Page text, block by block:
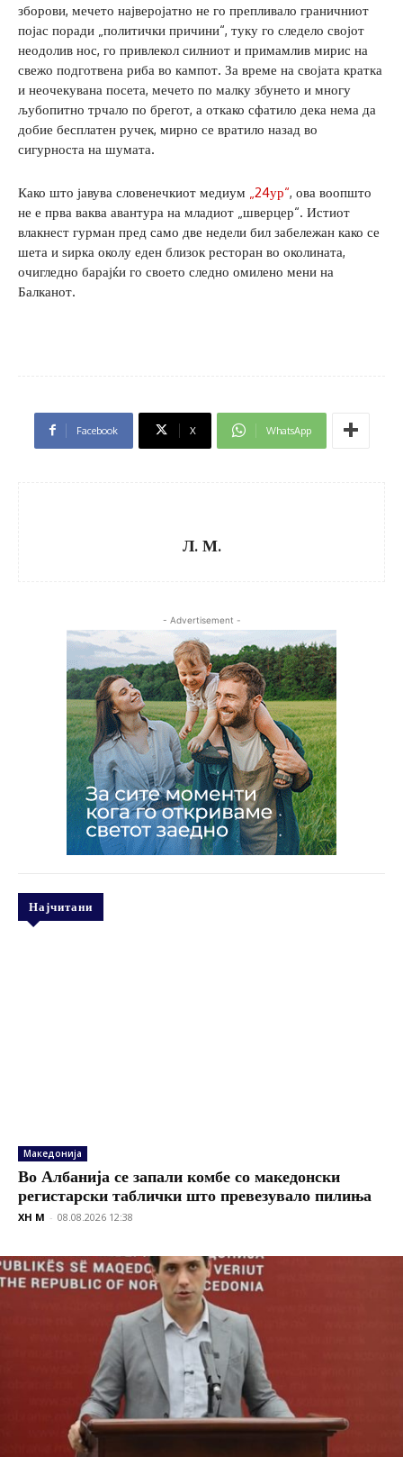
зборови, мечето најверојатно не го препливало граничниот
појас поради „политички причини“, туку го следело својот
неодолив нос, го привлекол силниот и примамлив мирис на
свежо подготвена риба во кампот. За време на својата кратка
и неочекувана посета, мечето по малку збунето и многу
љубопитно трчало по брегот, а откако сфатило дека нема да
добие бесплатен ручек, мирно се вратило назад во
сигурноста на шумата.
Како што јавува словенечкиот медиум „24ур“, ова воопшто
не е прва ваква авантура на младиот „шверцер“. Истиот
влакнест гурман пред само две недели бил забележан како се
шета и ѕирка околу еден близок ресторан во околината,
очигледно барајќи го своето следно омилено мени на
Балканот.
Facebook X WhatsApp
Л. М.
- Advertisement -
Најчитани
Македонија
Во Албанија се запали комбе со македонски
регистарски таблички што превезувало пилиња
XH M - 08.08.2026 12:38